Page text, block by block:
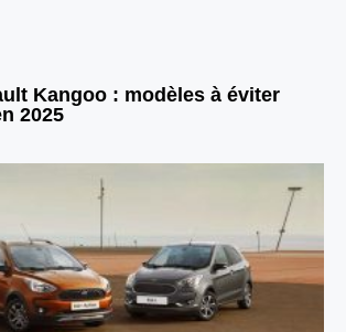
Kangoo : modèles à éviter
2025